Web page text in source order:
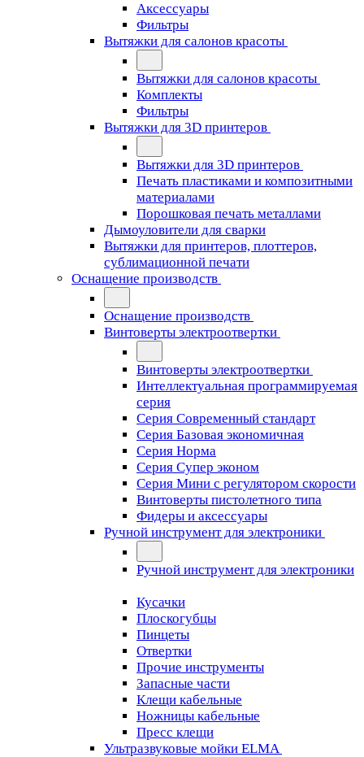
Аксессуары
Фильтры
Вытяжки для салонов красоты
Вытяжки для салонов красоты
Комплекты
Фильтры
Вытяжки для 3D принтеров
Вытяжки для 3D принтеров
Печать пластиками и композитными
материалами
Порошковая печать металлами
Дымоуловители для сварки
Вытяжки для принтеров, плоттеров,
сублимационной печати
Оснащение производств
Оснащение производств
Винтоверты электроотвертки
Винтоверты электроотвертки
Интеллектуальная программируемая
серия
Серия Современный стандарт
Серия Базовая экономичная
Серия Норма
Серия Cупер эконом
Серия Мини с регулятором скорости
Винтоверты пистолетного типа
Фидеры и аксессуары
Ручной инструмент для электроники
Ручной инструмент для электроники
Кусачки
Плоскогубцы
Пинцеты
Отвертки
Прочие инструменты
Запасные части
Клещи кабельные
Ножницы кабельные
Пресс клещи
Ультразвуковые мойки ELMA